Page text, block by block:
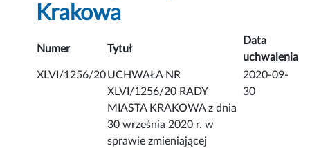
Krakowa
Numer Tytuł
Data
uchwalenia
XLVI/1256/20UCHWAŁA NR
XLVI/1256/20 RADY
MIASTA KRAKOWA z dnia
30 września 2020 r. w
sprawie zmieniającej
2020-09-
30